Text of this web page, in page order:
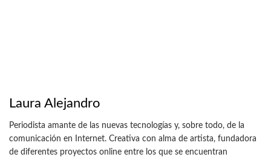
Laura Alejandro
Periodista amante de las nuevas tecnologías y, sobre todo, de la
comunicación en Internet. Creativa con alma de artista, fundadora
de diferentes proyectos online entre los que se encuentran